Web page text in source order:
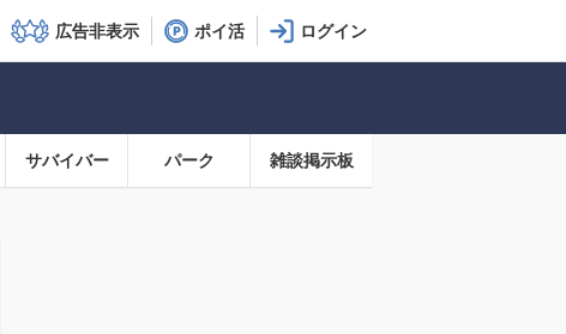
広告非表示 ポイ活
サバイバー パーク 雑談掲示板